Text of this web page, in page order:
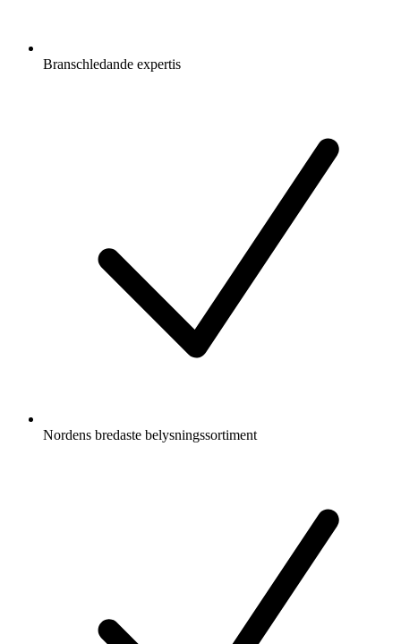
Branschledande expertis
Nordens bredaste belysningssortiment